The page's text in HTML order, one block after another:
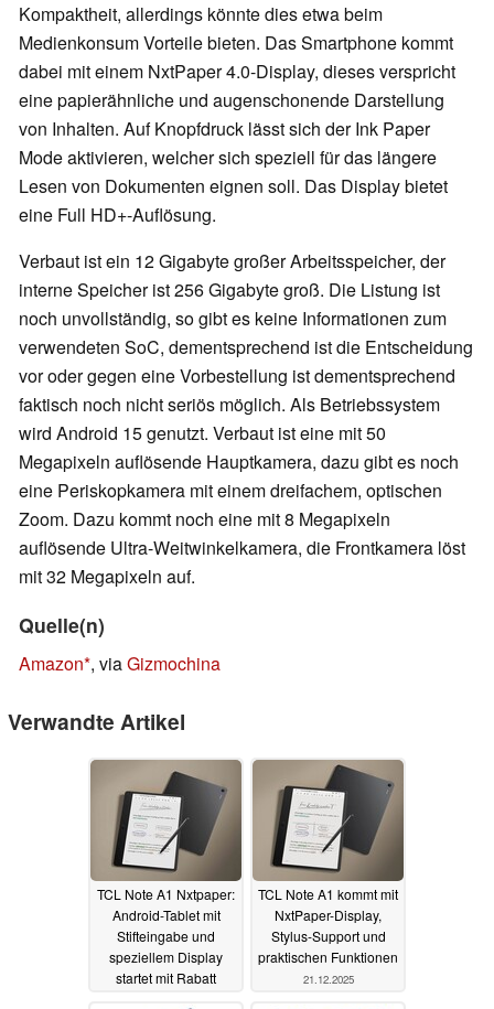
Kompaktheit, allerdings könnte dies etwa beim
Medienkonsum Vorteile bieten. Das Smartphone kommt
dabei mit einem NxtPaper 4.0-Display, dieses verspricht
eine papierähnliche und augenschonende Darstellung
von Inhalten. Auf Knopfdruck lässt sich der Ink Paper
Mode aktivieren, welcher sich speziell für das längere
Lesen von Dokumenten eignen soll. Das Display bietet
eine Full HD+-Auflösung.
Verbaut ist ein 12 Gigabyte großer Arbeitsspeicher, der
interne Speicher ist 256 Gigabyte groß. Die Listung ist
noch unvollständig, so gibt es keine Informationen zum
verwendeten SoC, dementsprechend ist die Entscheidung
vor oder gegen eine Vorbestellung ist dementsprechend
faktisch noch nicht seriös möglich. Als Betriebssystem
wird Android 15 genutzt. Verbaut ist eine mit 50
Megapixeln auflösende Hauptkamera, dazu gibt es noch
eine Periskopkamera mit einem dreifachem, optischen
Zoom. Dazu kommt noch eine mit 8 Megapixeln
auflösende Ultra-Weitwinkelkamera, die Frontkamera löst
mit 32 Megapixeln auf.
Quelle(n)
Amazon , viaGizmochina
Verwandte Artikel
TCL Note A1 Nxtpaper:
Android-Tablet mit
Stifteingabe und
speziellem Display
startet mit Rabatt
TCL Note A1 kommt mit
NxtPaper-Display,
Stylus-Support und
praktischen Funktionen
21.12.2025